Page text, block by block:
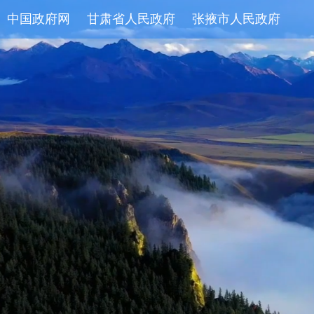
中国政府网 甘肃省人民政府 张掖市人民政府